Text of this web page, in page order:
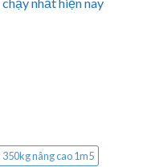
nâng cao 1m5